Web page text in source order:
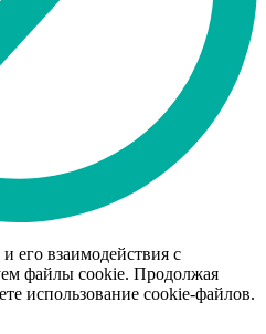
его взаимодействия с
файлы cookie. Продолжая
использование cookie-файлов.